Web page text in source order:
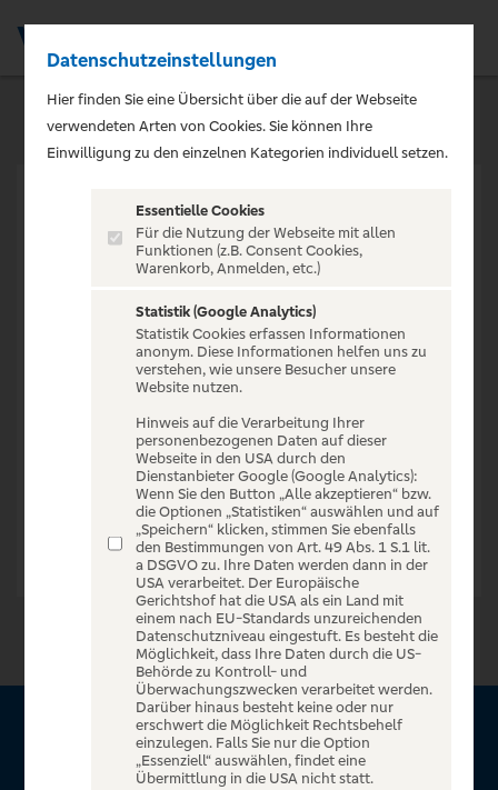
VERANSTALTUNG NICHT
GEFUNDEN
Zur Startseite
Über VR Entertain
Datenschutzeinstellungen
Hier finden Sie eine Übersicht über die auf der Webseite
verwendeten Arten von Cookies. Sie können Ihre
Einwilligung zu den einzelnen Kategorien individuell setzen.
Essentielle Cookies
Für die Nutzung der Webseite mit allen
Funktionen (z.B. Consent Cookies,
Warenkorb, Anmelden, etc.)
Statistik (Google Analytics)
Statistik Cookies erfassen Informationen
anonym. Diese Informationen helfen uns zu
verstehen, wie unsere Besucher unsere
Website nutzen.
Hinweis auf die Verarbeitung Ihrer
personenbezogenen Daten auf dieser
Webseite in den USA durch den
Dienstanbieter Google (Google Analytics):
Wenn Sie den Button „Alle akzeptieren“ bzw.
die Optionen „Statistiken“ auswählen und auf
„Speichern“ klicken, stimmen Sie ebenfalls
den Bestimmungen von Art. 49 Abs. 1 S.1 lit.
a DSGVO zu. Ihre Daten werden dann in der
USA verarbeitet. Der Europäische
Gerichtshof hat die USA als ein Land mit
einem nach EU-Standards unzureichenden
Datenschutzniveau eingestuft. Es besteht die
Möglichkeit, dass Ihre Daten durch die US-
Behörde zu Kontroll- und
Überwachungszwecken verarbeitet werden.
Darüber hinaus besteht keine oder nur
erschwert die Möglichkeit Rechtsbehelf
einzulegen. Falls Sie nur die Option
„Essenziell“ auswählen, findet eine
Übermittlung in die USA nicht statt.